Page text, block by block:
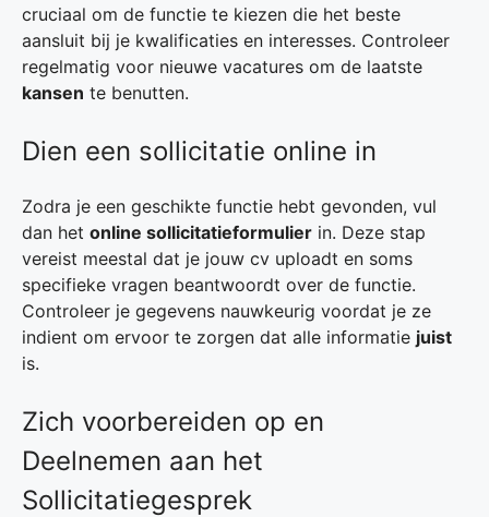
cruciaal om de functie te kiezen die het beste
aansluit bij je kwalificaties en interesses. Controleer
regelmatig voor nieuwe vacatures om de laatste
kansen te benutten.
Dien een sollicitatie online in
Zodra je een geschikte functie hebt gevonden, vul
dan het online sollicitatieformulier in. Deze stap
vereist meestal dat je jouw cv uploadt en soms
specifieke vragen beantwoordt over de functie.
Controleer je gegevens nauwkeurig voordat je ze
indient om ervoor te zorgen dat alle informatie juist
is.
Zich voorbereiden op en
Deelnemen aan het
Sollicitatiegesprek